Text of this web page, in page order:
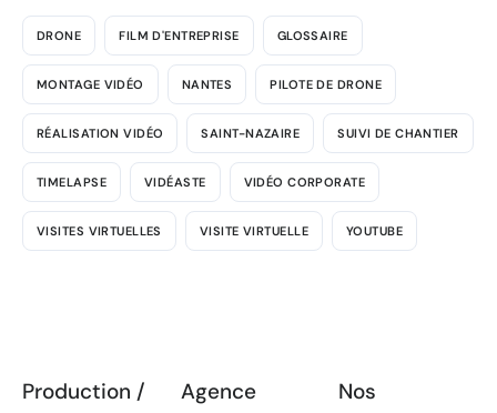
DRONE FILM D'ENTREPRISE GLOSSAIRE
MONTAGE VIDÉO NANTES PILOTE DE DRONE
RÉALISATION VIDÉO SAINT-NAZAIRE SUIVI DE CHANTIER
TIMELAPSE VIDÉASTE VIDÉO CORPORATE
VISITES VIRTUELLES VISITE VIRTUELLE YOUTUBE
Production /
Agence
Nos